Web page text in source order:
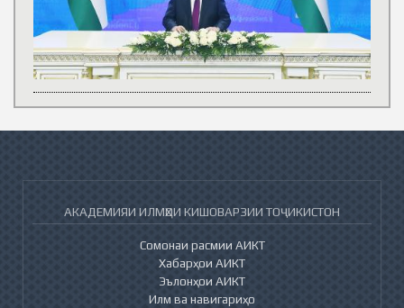
АКАДЕМИЯИ ИЛМҲОИ КИШОВАРЗИИ ТОҶИКИСТОН
Сомонаи расмии АИКТ
Хабарҳои АИКТ
Эълонҳои АИКТ
Илм ва навигариҳо